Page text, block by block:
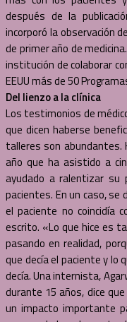
después de la
incorporó la observación
de primer año de
institución de colaborar
EEUU más de 50
Del lienzo a la clínica
Los testimonios de
que dicen haberse
talleres son abundantes.
año que ha asistido a
ayudado a ralentizar su
pacientes. En un caso,
el paciente no coincidía
escrito. «Lo que hice es
pasando en realidad,
que decía el paciente y lo
decía. Una internista,
durante 15 años, dice
un impacto importante